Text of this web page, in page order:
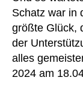
Schatz war in
größte Glück,
der
alles
2024 am